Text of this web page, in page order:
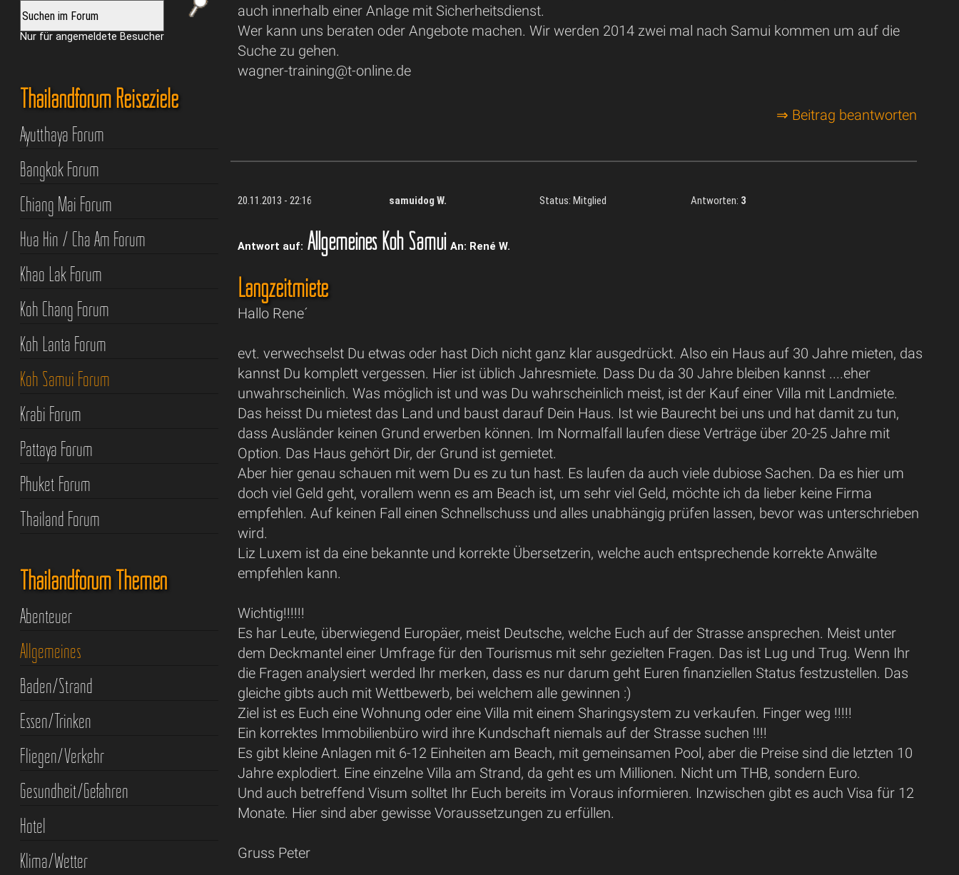
auch innerhalb einer Anlage mit Sicherheitsdienst.
Wer kann uns beraten oder Angebote machen. Wir werden 2014 zwei mal nach Samui kommen um auf die
Suche zu gehen.
wagner-training@t-online.de
⇒ Beitrag beantworten
20.11.2013 - 22:16 samuidog W. Status: Mitglied Antworten: 3
Antwort auf: Allgemeines Koh SamuiAn: René W.
Langzeitmiete
Hallo Rene´
evt. verwechselst Du etwas oder hast Dich nicht ganz klar ausgedrückt. Also ein Haus auf 30 Jahre mieten, das
kannst Du komplett vergessen. Hier ist üblich Jahresmiete. Dass Du da 30 Jahre bleiben kannst ....eher
unwahrscheinlich. Was möglich ist und was Du wahrscheinlich meist, ist der Kauf einer Villa mit Landmiete.
Das heisst Du mietest das Land und baust darauf Dein Haus. Ist wie Baurecht bei uns und hat damit zu tun,
dass Ausländer keinen Grund erwerben können. Im Normalfall laufen diese Verträge über 20-25 Jahre mit
Option. Das Haus gehört Dir, der Grund ist gemietet.
Aber hier genau schauen mit wem Du es zu tun hast. Es laufen da auch viele dubiose Sachen. Da es hier um
doch viel Geld geht, vorallem wenn es am Beach ist, um sehr viel Geld, möchte ich da lieber keine Firma
empfehlen. Auf keinen Fall einen Schnellschuss und alles unabhängig prüfen lassen, bevor was unterschrieben
wird.
Liz Luxem ist da eine bekannte und korrekte Übersetzerin, welche auch entsprechende korrekte Anwälte
empfehlen kann.
Wichtig!!!!!!
Es har Leute, überwiegend Europäer, meist Deutsche, welche Euch auf der Strasse ansprechen. Meist unter
dem Deckmantel einer Umfrage für den Tourismus mit sehr gezielten Fragen. Das ist Lug und Trug. Wenn Ihr
die Fragen analysiert werded Ihr merken, dass es nur darum geht Euren finanziellen Status festzustellen. Das
gleiche gibts auch mit Wettbewerb, bei welchem alle gewinnen :)
Ziel ist es Euch eine Wohnung oder eine Villa mit einem Sharingsystem zu verkaufen. Finger weg !!!!!
Ein korrektes Immobilienbüro wird ihre Kundschaft niemals auf der Strasse suchen !!!!
Es gibt kleine Anlagen mit 6-12 Einheiten am Beach, mit gemeinsamen Pool, aber die Preise sind die letzten 10
Jahre explodiert. Eine einzelne Villa am Strand, da geht es um Millionen. Nicht um THB, sondern Euro.
Und auch betreffend Visum solltet Ihr Euch bereits im Voraus informieren. Inzwischen gibt es auch Visa für 12
Monate. Hier sind aber gewisse Voraussetzungen zu erfüllen.
Gruss Peter
Nur für angemeldete Besucher
Thailandforum Reiseziele
Ayutthaya Forum
Bangkok Forum
Chiang Mai Forum
Hua Hin / Cha Am Forum
Khao Lak Forum
Koh Chang Forum
Koh Lanta Forum
Koh Samui Forum
Krabi Forum
Pattaya Forum
Phuket Forum
Thailand Forum
Thailandforum Themen
Abenteuer
Allgemeines
Baden/Strand
Essen/Trinken
Fliegen/Verkehr
Gesundheit/Gefahren
Hotel
Klima/Wetter